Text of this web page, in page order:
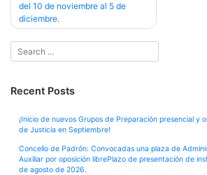
del 10 de noviembre al 5 de
diciembre.
Recent Posts
¡Inicio de nuevos Grupos de Preparación presencial y
de Justicia en Septiembre!
Concello de Padrón: Convocadas una plaza de
Auxiliar por oposición librePlazo de presentación de
de agosto de 2026.